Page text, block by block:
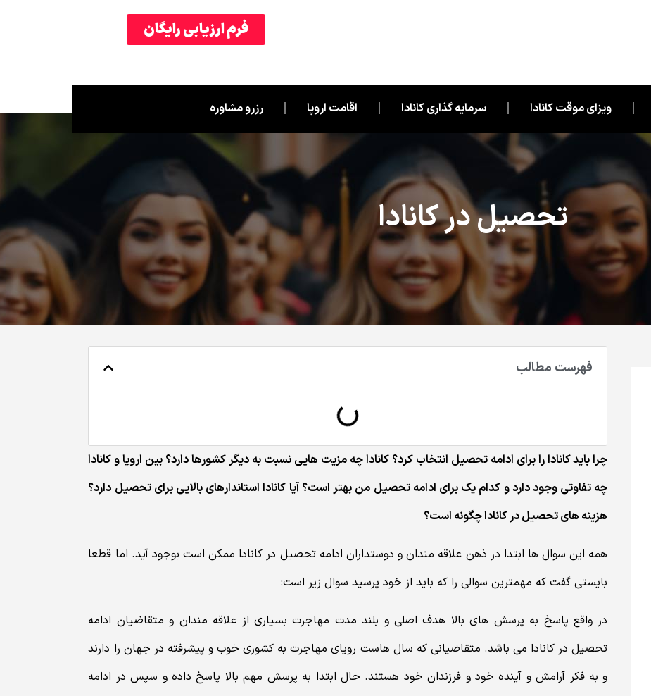
فرم ارزیابی رایگان
ویزای موقت کانادا سرمایه گذاری کانادا اقامت اروپا رزرو مشاوره
تحصیل در کانادا
فهرست مطالب
چرا باید کانادا را برای ادامه تحصیل انتخاب کرد؟ کانادا چه مزیت هایی نسبت به دیگر کشورها دارد؟ بین اروپا و کانادا
چه تفاوتی وجود دارد و کدام یک برای ادامه تحصیل من بهتر است؟ آیا کانادا استاندارهای بالایی برای تحصیل دارد؟
هزینه های تحصیل در کانادا چگونه است؟
همه این سوال ها ابتدا در ذهن علاقه مندان و دوستداران ادامه تحصیل در کانادا ممکن است بوجود آید. اما قطعا
بایستی گفت که مهمترین سوالی را که باید از خود پرسید سوال زیر است:
در واقع پاسخ به پرسش های بالا هدف اصلی و بلند مدت مهاجرت بسیاری از علاقه مندان و متقاضیان ادامه
تحصیل در کانادا می باشد. متقاضیانی که سال هاست رویای مهاجرت به کشوری خوب و پیشرفته در جهان را دارند
و به فکر آرامش و آینده خود و فرزندان خود هستند. حال ابتدا به پرسش مهم بالا پاسخ داده و سپس در ادامه